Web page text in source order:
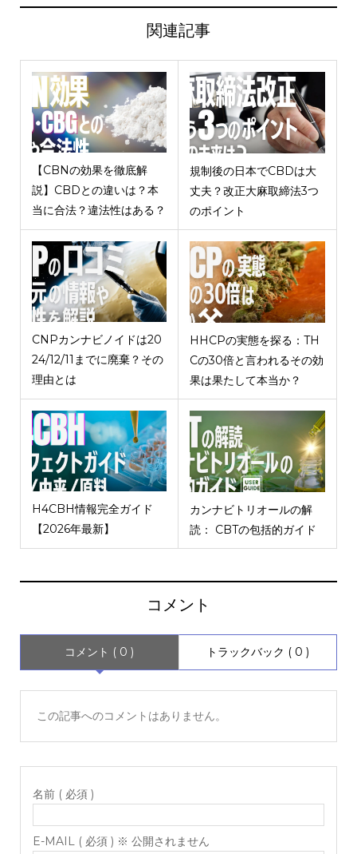
関連記事
【CBNの効果を徹底解
説】CBDとの違いは？本
当に合法？違法性はある？
規制後の日本でCBDは大
丈夫？改正大麻取締法3つ
のポイント
CNPカンナビノイドは20
24/12/11までに廃棄？その
理由とは
HHCPの実態を探る：TH
Cの30倍と言われるその効
果は果たして本当か？
H4CBH情報完全ガイド
【2026年最新】
カンナビトリオールの解
読： CBTの包括的ガイド
コメント
コメント ( 0 ) トラックバック ( 0 )
この記事へのコメントはありません。
名前 ( 必須 )
E-MAIL ( 必須 ) ※ 公開されません